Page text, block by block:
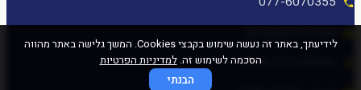
לידיעתך, באתר זה נעשה שימוש בקבצי Cookies. המשך גלישה באתר מהווה
הסכמה לשימוש זה.למדיניות הפרטיות
הבנתי